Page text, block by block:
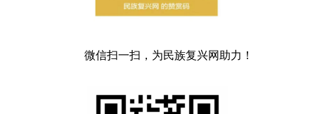
微信扫一扫，为民族复兴网助力！